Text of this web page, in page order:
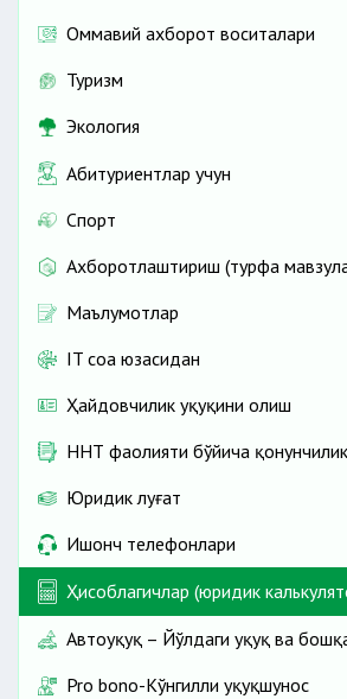
Оммавий ахборот воситалари
Туризм
Экология
Абитуриентлар учун
Спорт
Ахборотлаштириш (турфа
Маълумотлар
IT соҳа юзасидан
Ҳайдовчилик ҳуқуқини олиш
ННТ фаолияти бўйича
Юридик луғат
Ишонч телефонлари
Ҳисоблагичлар (юридик
Автоҳуқуқ – Йўлдаги ҳуқуқ ва
Pro bono-Кўнгилли ҳуқуқшунос